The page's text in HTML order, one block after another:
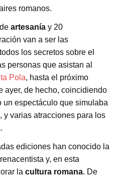
romanos.
artesanía y 20
van a ser las
los secretos sobre el
personas que asistan al
Pola, hasta el próximo
ayer, de hecho, coincidiendo
espectáculo que simulaba
y varias atracciones para los
ediciones han conocido la
y, en esta
la cultura romana. De